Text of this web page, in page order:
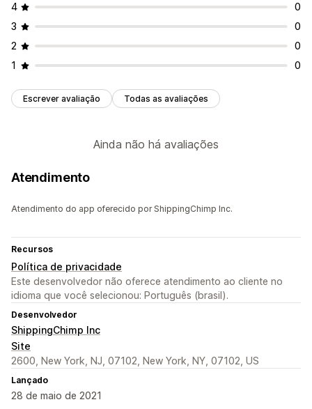
4
0
3
0
2
0
1
0
Escrever avaliação Todas as avaliações
Ainda não há avaliações
Atendimento
Atendimento do app oferecido por ShippingChimp Inc.
Recursos
Política de privacidade
Este desenvolvedor não oferece atendimento ao cliente no
idioma que você selecionou: Português (brasil).
Desenvolvedor
ShippingChimp Inc
Site
2600, New York, NJ, 07102, New York, NY, 07102, US
Lançado
28 de maio de 2021